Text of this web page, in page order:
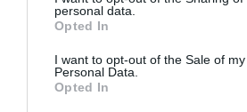
personal data.
Opted In
I want to opt-out of the Sale of my
Personal Data.
Opted In